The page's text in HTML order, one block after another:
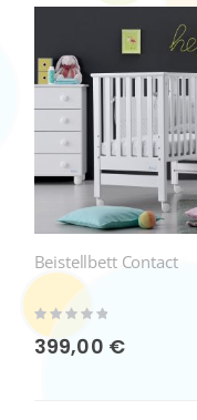
Beistellbett Contact
Rating:
0%
399,00 €